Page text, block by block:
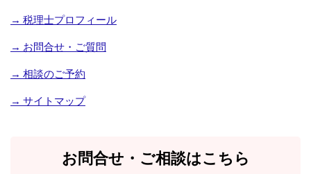
→ 税理士プロフィール
→ お問合せ・ご質問
→ 相談のご予約
→ サイトマップ
お問合せ・ご相談はこちら